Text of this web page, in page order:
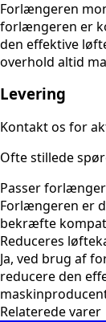
Forlængeren
forlængeren er
den effektive
overhold altid
Levering
Kontakt os for
Ofte stillede
Passer
Forlængeren er
bekræfte
Reduceres
Ja, ved brug af
reducere den
Relaterede varer